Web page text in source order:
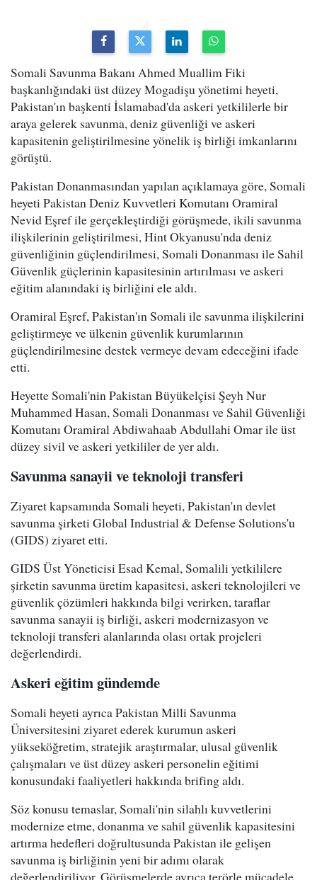
Somali Savunma Bakanı Ahmed Muallim Fiki
başkanlığındaki üst düzey Mogadişu yönetimi heyeti,
Pakistan'ın başkenti İslamabad'da askeri yetkililerle bir
araya gelerek savunma, deniz güvenliği ve askeri
kapasitenin geliştirilmesine yönelik iş birliği imkanlarını
görüştü.
Pakistan Donanmasından yapılan açıklamaya göre, Somali
heyeti Pakistan Deniz Kuvvetleri Komutanı Oramiral
Nevid Eşref ile gerçekleştirdiği görüşmede, ikili savunma
ilişkilerinin geliştirilmesi, Hint Okyanusu'nda deniz
güvenliğinin güçlendirilmesi, Somali Donanması ile Sahil
Güvenlik güçlerinin kapasitesinin artırılması ve askeri
eğitim alanındaki iş birliğini ele aldı.
Oramiral Eşref, Pakistan'ın Somali ile savunma ilişkilerini
geliştirmeye ve ülkenin güvenlik kurumlarının
güçlendirilmesine destek vermeye devam edeceğini ifade
etti.
Heyette Somali'nin Pakistan Büyükelçisi Şeyh Nur
Muhammed Hasan, Somali Donanması ve Sahil Güvenliği
Komutanı Oramiral Abdiwahaab Abdullahi Omar ile üst
düzey sivil ve askeri yetkililer de yer aldı.
Savunma sanayii ve teknoloji transferi
Ziyaret kapsamında Somali heyeti, Pakistan'ın devlet
savunma şirketi Global Industrial & Defense Solutions'u
(GIDS) ziyaret etti.
GIDS Üst Yöneticisi Esad Kemal, Somalili yetkililere
şirketin savunma üretim kapasitesi, askeri teknolojileri ve
güvenlik çözümleri hakkında bilgi verirken, taraflar
savunma sanayii iş birliği, askeri modernizasyon ve
teknoloji transferi alanlarında olası ortak projeleri
değerlendirdi.
Askeri eğitim gündemde
Somali heyeti ayrıca Pakistan Milli Savunma
Üniversitesini ziyaret ederek kurumun askeri
yükseköğretim, stratejik araştırmalar, ulusal güvenlik
çalışmaları ve üst düzey askeri personelin eğitimi
konusundaki faaliyetleri hakkında brifing aldı.
Söz konusu temaslar, Somali'nin silahlı kuvvetlerini
modernize etme, donanma ve sahil güvenlik kapasitesini
artırma hedefleri doğrultusunda Pakistan ile gelişen
savunma iş birliğinin yeni bir adımı olarak